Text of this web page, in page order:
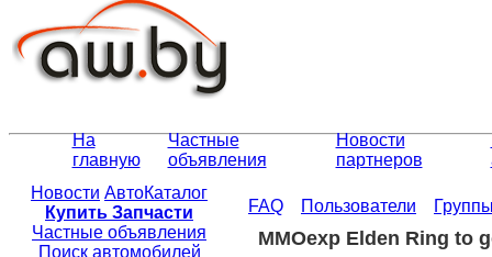
На
главную
Частные
объявления
Новости
партнеров
Новости АвтоКаталог
Купить Запчасти
Частные объявления
Поиск автомобилей
FAQ Пользователи
MMOexp Elden Ring to